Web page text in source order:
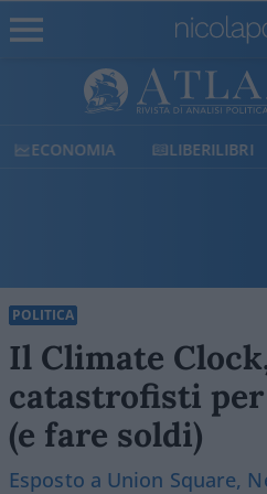
ECONOMIA LIBERILIBRI
POLITICA
Il Climate
catastrofisti
(e fare soldi)
Esposto a Union Square,